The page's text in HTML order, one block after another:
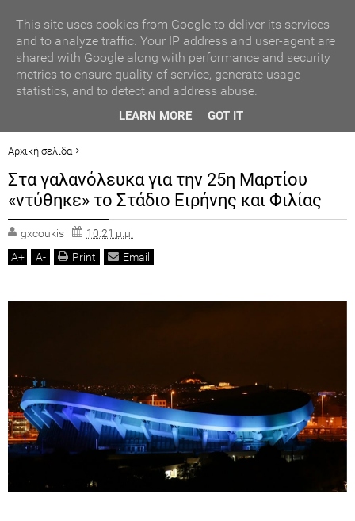
ΒΡΑΒΕΥΣΗ ΣΥΜΜΕΤΕΧΟΝΤΩΝ ΣΧΟΛΕΙΩΝ ΣΤΟΝ ΤΟΠΙΚΟ
Αρχική σελίδα
ΑΘΛΗΤΙΣΜΟΣ
ΠΡΟΤΕΙΝΟΜΕΝΟ
Στα γαλανόλευκα για την 25η Μαρτίου «ντύθηκε» το Στάδιο Ειρήνης και
Στα γαλανόλευκα για την 25η Μαρτίου
«ντύθηκε» το Στάδιο Ειρήνης και Φιλίας
gxcoukis
10:21 μ.μ.
A+ A- Print Email
ΑΥΤΟΔΙΟΙΚΗΣΗ
ΠΟΛΙΤΙΚΗ
ΟΙΚΟΝΟΜΙΑ
ΓΕΓΟΝΟΤΑ
ΠΟΛΙΤ. ΒΗΜΑ
This site uses cookies from Google to deliver its services
and to analyze traffic. Your IP address and user-agent are
shared with Google along with performance and security
metrics to ensure quality of service, generate usage
statistics, and to detect and address abuse.
LEARN MORE GOT IT